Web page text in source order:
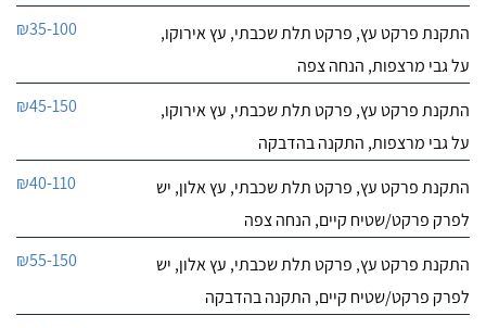
התקנת פרקט עץ, פרקט תלת שכבתי, עץ אירוקו,
על גבי מרצפות, הנחה צפה
₪35-100
התקנת פרקט עץ, פרקט תלת שכבתי, עץ אירוקו,
על גבי מרצפות, התקנה בהדבקה
₪45-150
התקנת פרקט עץ, פרקט תלת שכבתי, עץ אלון, יש
לפרק פרקט/שטיח קיים, הנחה צפה
₪40-110
התקנת פרקט עץ, פרקט תלת שכבתי, עץ אלון, יש
לפרק פרקט/שטיח קיים, התקנה בהדבקה
₪55-150